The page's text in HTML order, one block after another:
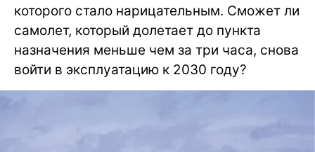
которого стало нарицательным. Сможет ли
самолет, который долетает до пункта
назначения меньше чем за три часа, снова
войти в эксплуатацию к 2030 году?